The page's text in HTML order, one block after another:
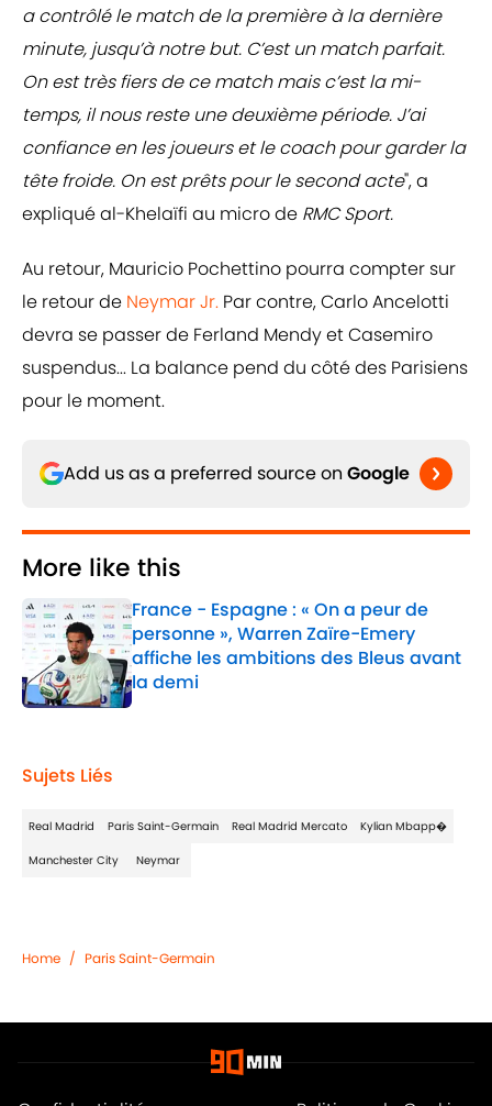
a contrôlé le match de la première à la dernière
minute, jusqu’à notre but. C’est un match parfait.
On est très fiers de ce match mais c’est la mi-
temps, il nous reste une deuxième période. J’ai
confiance en les joueurs et le coach pour garder la
tête froide. On est prêts pour le second acte", a
expliqué al-Khelaïfi au micro de RMC Sport.
Au retour, Mauricio Pochettino pourra compter sur
le retour de Neymar Jr. Par contre, Carlo Ancelotti
devra se passer de Ferland Mendy et Casemiro
suspendus... La balance pend du côté des Parisiens
pour le moment.
Add us as a preferred source on Google
More like this
France - Espagne : « On a peur de
personne », Warren Zaïre-Emery
affiche les ambitions des Bleus avant
la demi
Published by on Invalid Date
Sujets Liés
Real Madrid Paris Saint-Germain Real Madrid Mercato Kylian Mbapp�
Manchester City Neymar
Home / Paris Saint-Germain